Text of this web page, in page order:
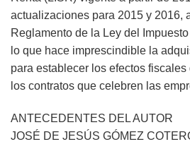
actualizaciones para 2015 y 2016,
Reglamento de la Ley del
lo que hace imprescindible la
para establecer los efectos
los contratos que celebren las
ANTECEDENTES DEL AUTOR
JOSÉ DE JESÚS GÓMEZ